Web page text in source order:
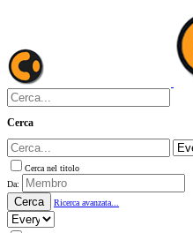
Cerca
Cerca nel titolo
Da:
Cerca Ricerca avanzata...